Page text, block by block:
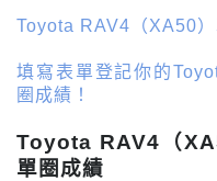
Toyota RAV4（XA50
填寫表單登記你的
圈成績！
Toyota RAV4（
單圈成績